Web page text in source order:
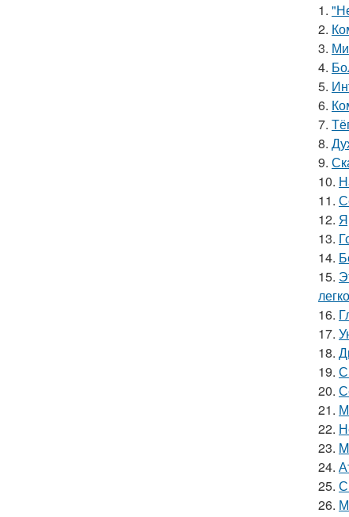
1.
2.
3.
4.
5.
6.
7.
8.
9.
10.
11.
12.
13.
14.
15.
16.
17.
18.
19.
20.
21.
22.
23.
24.
25.
26.